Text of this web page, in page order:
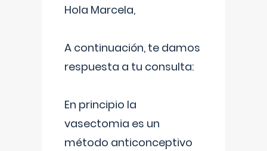
Hola Marcela,
A continuación, te damos
respuesta a tu consulta:
En principio la
vasectomia es un
método anticonceptivo